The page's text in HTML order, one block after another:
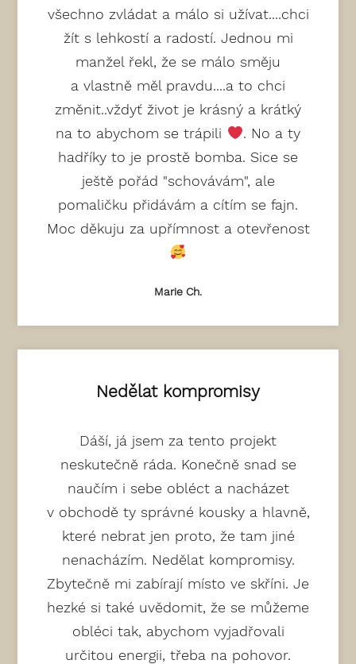
všechno zvládat a málo si užívat....chci
žít s lehkostí a radostí. Jednou mi
manžel řekl, že se málo směju
a vlastně měl pravdu....a to chci
změnit..vždyť život je krásný a krátký
na to abychom se trápili
. No a ty
hadříky to je prostě bomba. Sice se
ještě pořád "schovávám", ale
pomaličku přidávám a cítím se fajn.
Moc děkuju za upřímnost a otevřenost
Marie Ch.
Nedělat kompromisy
Dáší, já jsem za tento projekt
neskutečně ráda. Konečně snad se
naučím i sebe obléct a nacházet
v obchodě ty správné kousky a hlavně,
které nebrat jen proto, že tam jiné
nenacházím. Nedělat kompromisy.
Zbytečně mi zabírají místo ve skříni. Je
hezké si také uvědomit, že se můžeme
obléci tak, abychom vyjadřovali
určitou energii, třeba na pohovor.